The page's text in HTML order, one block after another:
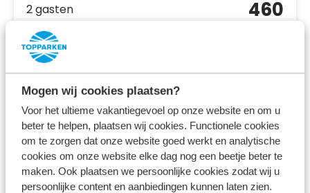
Mogen wij cookies plaatsen?
Voor het ultieme vakantiegevoel op onze website en om u
beter te helpen, plaatsen wij cookies. Functionele cookies
om te zorgen dat onze website goed werkt en analytische
cookies om onze website elke dag nog een beetje beter te
maken. Ook plaatsen we persoonlijke cookies zodat wij u
persoonlijke content en aanbiedingen kunnen laten zien.
2 gasten
460
Bekijk vakantiepark